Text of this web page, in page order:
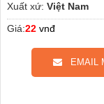
Xuất xứ: Việt Nam
Giá:22 vnđ
EMAIL